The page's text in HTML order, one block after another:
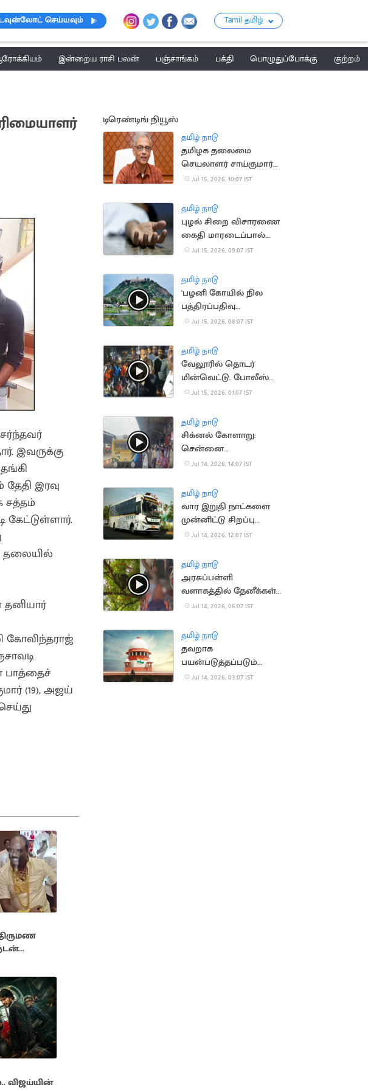
செய்யவும் Tamil தமிழ்
இன்றைய ராசி பலன் பஞ்சாங்கம் பக்தி பொழுதுப்போக்கு
குற்றம்
இவருக்கு
இரவு
சத்தம்
தலையில்
கோவிந்தராஜ்
பாத்தைச்
(19), அஜய்
திருமண
விஜய்யின்
டிரெண்டிங் நியூஸ்
தமிழ் நாடு
தமிழக தலைமை
செயலாளர் சாய்குமார்
பதவிக்காலம் 6
Jul 15, 2026, 10:07 IST
தமிழ் நாடு
புழல் சிறை விசாரணை
கைதி மாரடைப்பால்
திடீர் உயிரிழப்பு
Jul 15, 2026, 09:07 IST
தமிழ் நாடு
'பழனி கோயில் நில
பத்திரப்பதிவு
செல்லாது'.. நீதிமன்றம்
Jul 15, 2026, 08:07 IST
தமிழ் நாடு
வேலூரில் தொடர்
மின்வெட்டு.. போலீஸ்
பேச்சால் சர்ச்சை
Jul 15, 2026, 01:07 IST
தமிழ் நாடு
சிக்னல் கோளாறு:
சென்னை
கடற்கரையில் புறநகர்
Jul 14, 2026, 14:07 IST
தமிழ் நாடு
வார இறுதி நாட்களை
முன்னிட்டு சிறப்பு
பேருந்துகள் இயக்கம்
Jul 14, 2026, 12:07 IST
தமிழ் நாடு
அரசுப்பள்ளி
வளாகத்தில் தேனீக்கள்
கொட்டி 50
Jul 14, 2026, 06:07 IST
தமிழ் நாடு
தவறாக
பயன்படுத்தப்படும்
போக்சோ.. உச்ச
Jul 14, 2026, 03:07 IST